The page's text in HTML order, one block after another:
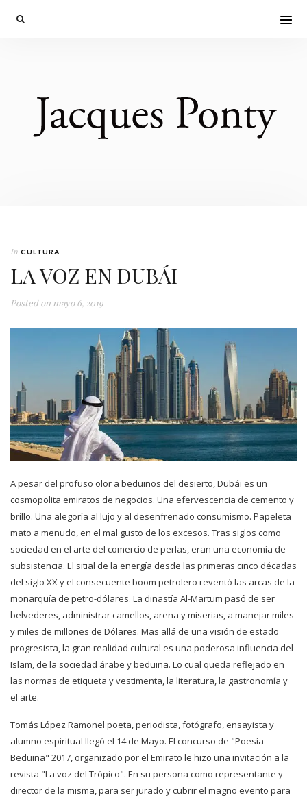
In CULTURA
LA VOZ EN DUBÁI
Posted on mayo 6, 2019
A pesar del profuso olor a beduinos del desierto, Dubái es un
cosmopolita emiratos de negocios. Una efervescencia de cemento y
brillo. Una alegoría al lujo y al desenfrenado consumismo. Papeleta
mato a menudo, en el mal gusto de los excesos. Tras siglos como
sociedad en el arte del comercio de perlas, eran una economía de
subsistencia. El sitial de la energía desde las primeras cinco décadas
del siglo XX y el consecuente boom petrolero reventó las arcas de la
monarquía de petro-dólares. La dinastía Al-Martum pasó de ser
belvederes, administrar camellos, arena y miserias, a manejar miles
y miles de millones de Dólares. Mas allá de una visión de estado
progresista, la gran realidad cultural es una poderosa influencia del
Islam, de la sociedad árabe y beduina. Lo cual queda reflejado en
las normas de etiqueta y vestimenta, la literatura, la gastronomía y
el arte.
Tomás López Ramonel poeta, periodista, fotógrafo, ensayista y
alumno espiritual llegó el 14 de Mayo. El concurso de "Poesía
Beduina" 2017, organizado por el Emirato le hizo una invitación a la
revista "La voz del Trópico". En su persona como representante y
director de la misma, para ser jurado y cubrir el magno evento para